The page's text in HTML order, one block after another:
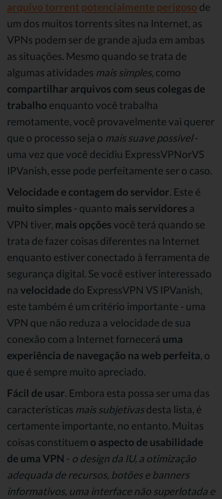
arquivo torrent potencialmente perigoso de
um dos muitos torrents sites na Internet, as
VPNs podem ser de grande ajuda em ambas
as situações. Mesmo quando se trata de
algumas atividades mais simples, como
compartilhar arquivos com seus colegas de
trabalho enquanto você trabalha
remotamente, você provavelmente vai querer
que o processo seja o mais suave possível-
uma vez que você decidiu ExpressVPNorVS
IPVanish, esse pode perfeitamente ser o caso.
Velocidade e contagem do servidor. Este é
muito simples - quanto mais servidores a
VPN tiver, mais opções você terá quando se
trata de fazer coisas diferentes na Internet
enquanto estiver conectado à ferramenta de
segurança digital. Se você estiver interessado
na velocidade do ExpressVPN VS IPVanish,
este também é um critério importante - uma
VPN que não reduza a velocidade de sua
conexão com a Internet fornecerá uma
experiência de navegação na web perfeita, o
que é sempre muito apreciado.
Fácil de usar. Embora esta possa ser uma das
características mais subjetivasdesta lista, é
certamente importante, no entanto. Muitas
coisas constituem o aspecto de usabilidade
de uma VPN - o design da IU, a otimização
adequada de recursos, botões e banners
informativos, uma interface não superlotada e